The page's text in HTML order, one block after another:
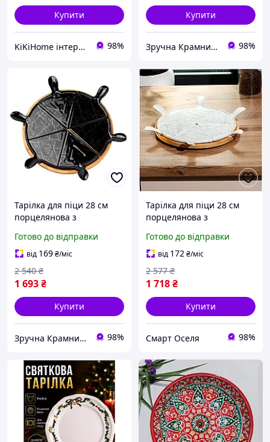
Купити
KiKiHome інтернет-магазин якісних товарів для дому 98%
Купити
Зручна Крамниця 98%
Тарілка для піци 28 см
порцелянова з
секційна для кухні чорна
MK-5105
Готово до відправки
від 169₴/міс
1 693₴
2 540 ₴
Купити
Зручна Крамниця 98%
Тарілка для піци 28 см
порцелянова з
секційна SQ-3601
Готово до відправки
від 172₴/міс
1 718₴
2 577 ₴
Купити
Смарт Оселя 98%